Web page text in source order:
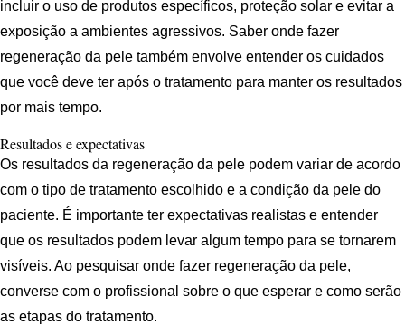
incluir o uso de produtos específicos, proteção solar e evitar a
exposição a ambientes agressivos. Saber onde fazer
regeneração da pele também envolve entender os cuidados
que você deve ter após o tratamento para manter os resultados
por mais tempo.
Resultados e expectativas
Os resultados da regeneração da pele podem variar de acordo
com o tipo de tratamento escolhido e a condição da pele do
paciente. É importante ter expectativas realistas e entender
que os resultados podem levar algum tempo para se tornarem
visíveis. Ao pesquisar onde fazer regeneração da pele,
converse com o profissional sobre o que esperar e como serão
as etapas do tratamento.